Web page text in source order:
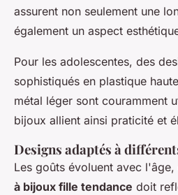
assurent non seulement une
également un aspect
Pour les adolescentes, des
sophistiqués en plastique
métal léger sont couramment
bijoux allient ainsi praticité et
Designs adaptés à
Les goûts évoluent avec l'âge,
à bijoux fille tendance doit